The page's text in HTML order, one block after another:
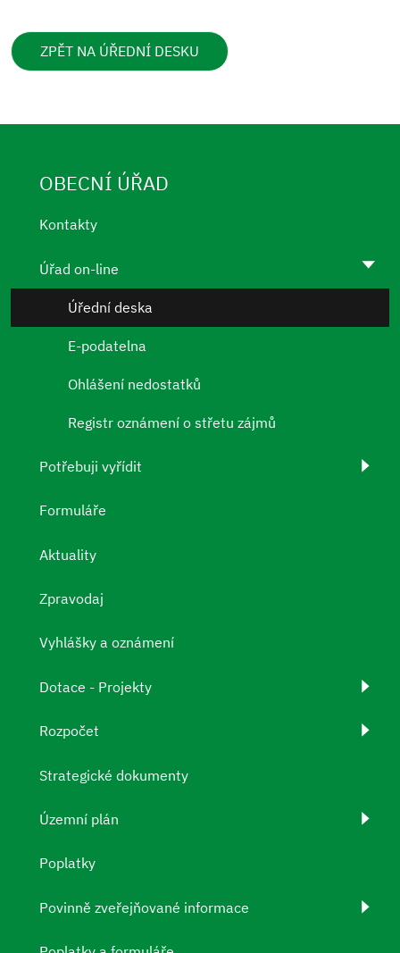
ZPĚT NA ÚŘEDNÍ DESKU
OBECNÍ ÚŘAD
Kontakty
Úřad on-line
Úřední deska
E-podatelna
Ohlášení nedostatků
Registr oznámení o střetu zájmů
Potřebuji vyřídit
Formuláře
Aktuality
Zpravodaj
Vyhlášky a oznámení
Dotace - Projekty
Rozpočet
Strategické dokumenty
Územní plán
Poplatky
Povinně zveřejňované informace